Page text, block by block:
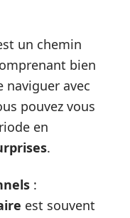
un chemin
bien
naviguer avec
pouvez vous
en
.
:
est souvent